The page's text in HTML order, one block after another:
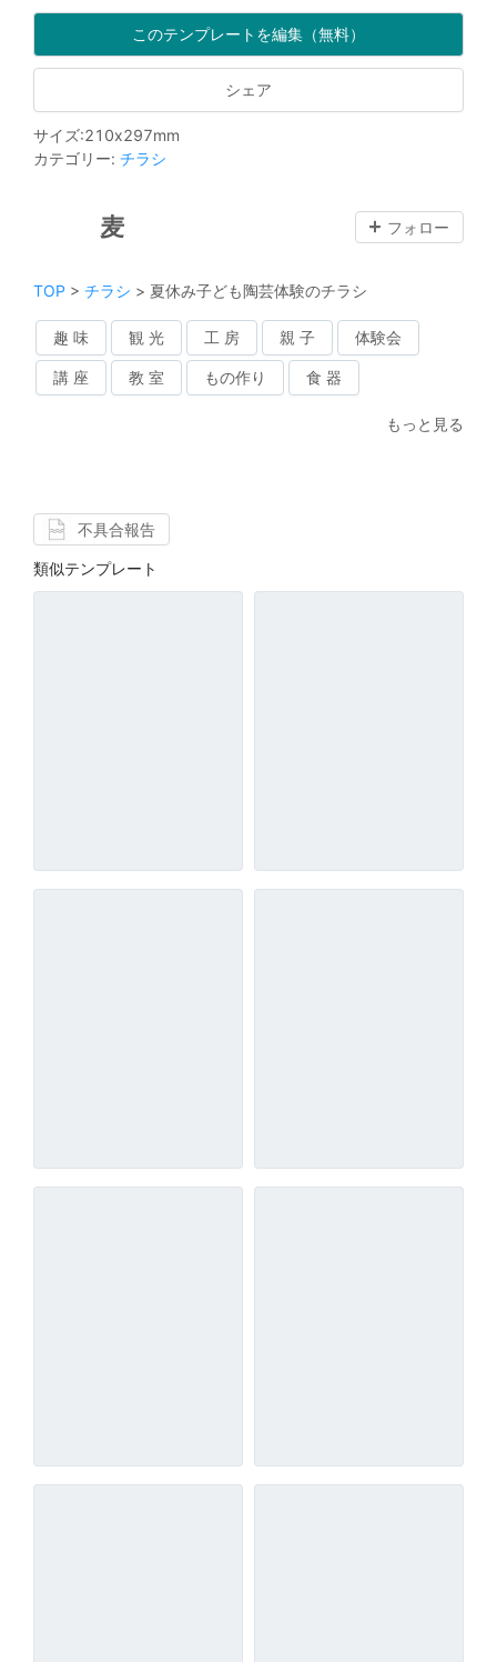
このテンプレートを編集（無料）
シェア
サイズ:210x297mm
カテゴリー: チラシ
麦 フォロー
TOP > チラシ > 夏休み子ども陶芸体験のチラシ
趣 味 観 光 工 房 親 子 体験会
講 座 教 室 もの作り 食 器
もっと見る
不具合報告
類似テンプレート